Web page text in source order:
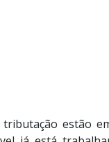
estão